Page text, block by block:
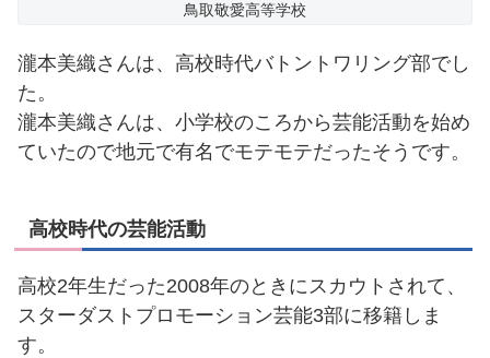
鳥取敬愛高等学校
瀧本美織さんは、高校時代バトントワリング部でし
た。
瀧本美織さんは、小学校のころから芸能活動を始め
ていたので地元で有名でモテモテだったそうです。
高校時代の芸能活動
高校2年生だった2008年のときにスカウトされて、
スターダストプロモーション芸能3部に移籍しま
す。